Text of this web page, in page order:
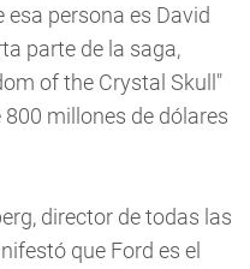
esa persona es David
parte de la saga,
of the Crystal Skull"
millones de dólares
director de todas las
que Ford es el